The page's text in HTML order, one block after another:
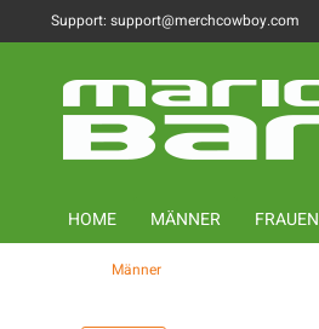
Support: support@merchcowboy.com
HOME MÄNNER FRAUEN
Männer